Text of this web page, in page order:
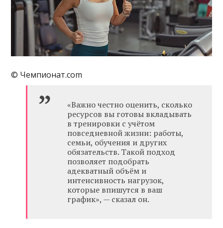
© Чемпионат.com
«Важно честно оценить, сколько
ресурсов вы готовы вкладывать
в тренировки с учётом
повседневной жизни: работы,
семьи, обучения и других
обязательств. Такой подход
позволяет подобрать
адекватный объём и
интенсивность нагрузок,
которые впишутся в ваш
график», — сказал он.